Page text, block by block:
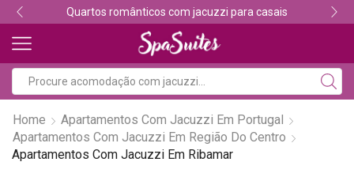
Quartos românticos com jacuzzi para casais
Home
Apartamentos Com Jacuzzi Em Portugal
Apartamentos Com Jacuzzi Em Região Do Centro
Apartamentos Com Jacuzzi Em Ribamar